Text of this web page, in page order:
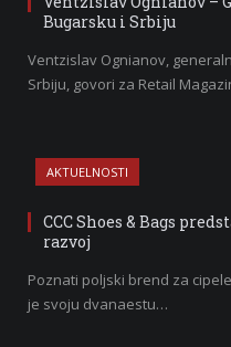
Bugarsku i Srbiju
Ventzislav Ognianov,
Srbiju, govori za Retail
AKTUELNOSTI
CCC Shoes & Bags
razvoj
Poznati poljski brend za
je svoju dvanaestu…